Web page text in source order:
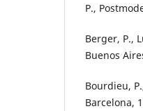
P.,
Berger, P.,
Buenos
Bourdieu,
Barcelona,